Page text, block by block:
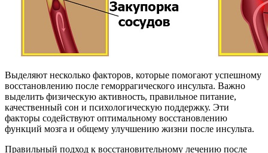
Выделяют несколько факторов, которые помогают успешному
восстановлению после геморрагического инсульта. Важно
выделить физическую активность, правильное питание,
качественный сон и психологическую поддержку. Эти
факторы содействуют оптимальному восстановлению
функций мозга и общему улучшению жизни после инсульта.
Правильный подход к восстановительному лечению после